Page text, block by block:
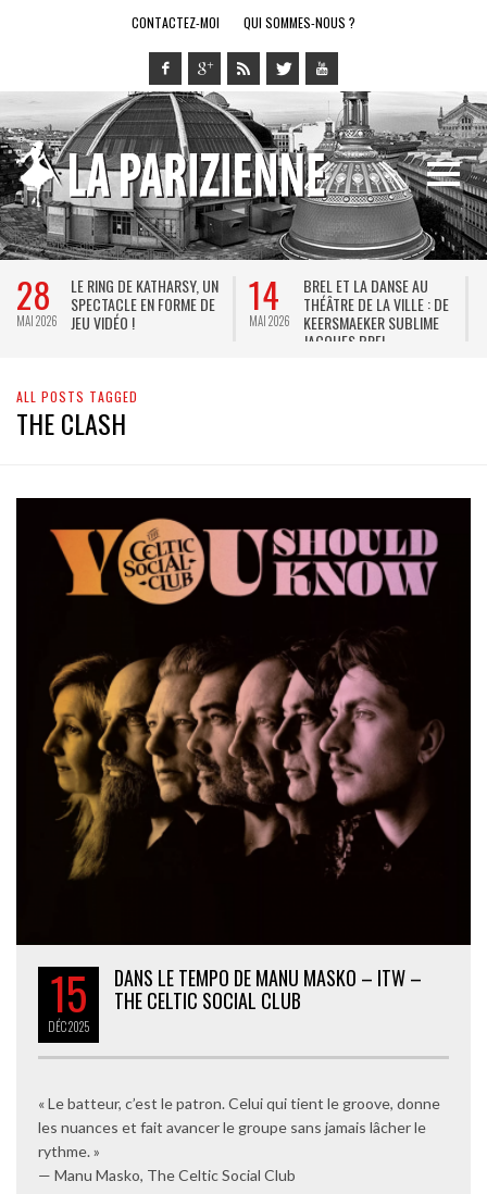
CONTACTEZ-MOI QUI SOMMES-NOUS ?
28
MAI 2026
LE RING DE KATHARSY, UN
SPECTACLE EN FORME DE
JEU VIDÉO !
14
MAI 2026
BREL ET LA DANSE AU
THÉÂTRE DE LA VILLE : DE
KEERSMAEKER SUBLIME
JACQUES BREL
ALL POSTS TAGGED
THE CLASH
15
DÉC2025
DANS LE TEMPO DE MANU MASKO – ITW –
THE CELTIC SOCIAL CLUB
« Le batteur, c’est le patron. Celui qui tient le groove, donne
les nuances et fait avancer le groupe sans jamais lâcher le
rythme. »
— Manu Masko, The Celtic Social Club